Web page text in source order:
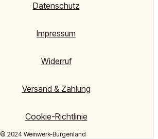
© 2024 Weinwerk-Burgenland
Datenschutz
Impressum
Widerruf
Versand & Zahlung
Cookie-Richtlinie